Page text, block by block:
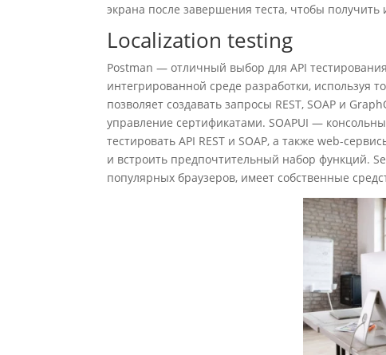
экрана после завершения теста, чтобы получить
Localization testing
Postman — отличный выбор для API
интегрированной среде разработки, используя
позволяет создавать запросы REST, SOAP и
управление сертификатами. SOAPUI —
тестировать API REST и SOAP, а также web-
и встроить предпочтительный набор функций.
популярных браузеров, имеет собственные